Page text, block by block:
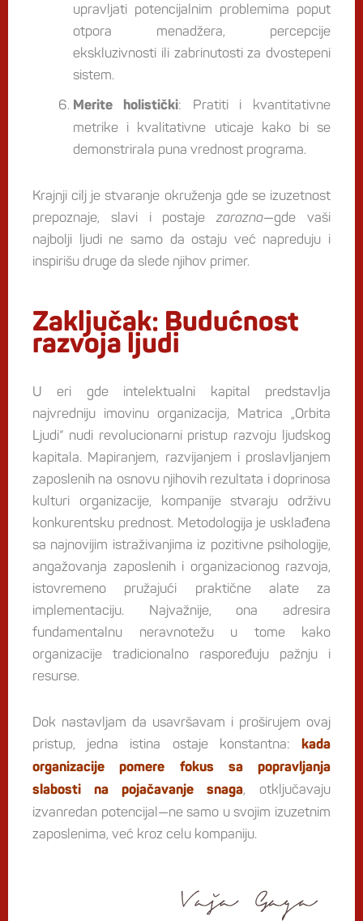
upravljati potencijalnim problemima poput
otpora menadžera, percepcije
ekskluzivnosti ili zabrinutosti za dvostepeni
sistem.
Merite holistički: Pratiti i kvantitativne
metrike i kvalitativne uticaje kako bi se
demonstrirala puna vrednost programa.
Krajnji cilj je stvaranje okruženja gde se izuzetnost
prepoznaje, slavi i postajezarazna—gde vaši
najbolji ljudi ne samo da ostaju već napreduju i
inspirišu druge da slede njihov primer.
Zaključak: Budućnost
razvoja ljudi
U eri gde intelektualni kapital predstavlja
najvredniju imovinu organizacija, Matrica „Orbita
Ljudi“ nudi revolucionarni pristup razvoju ljudskog
kapitala. Mapiranjem, razvijanjem i proslavljanjem
zaposlenih na osnovu njihovih rezultata i doprinosa
kulturi organizacije, kompanije stvaraju održivu
konkurentsku prednost. Metodologija je usklađena
sa najnovijim istraživanjima iz pozitivne psihologije,
angažovanja zaposlenih i organizacionog razvoja,
istovremeno pružajući praktične alate za
implementaciju. Najvažnije, ona adresira
fundamentalnu neravnotežu u tome kako
organizacije tradicionalno raspoređuju pažnju i
resurse.
Dok nastavljam da usavršavam i proširujem ovaj
pristup, jedna istina ostaje konstantna:
kada
organizacije pomere fokus sa popravljanja
slabosti na pojačavanje snaga, otključavaju
izvanredan potencijal—ne samo u svojim izuzetnim
zaposlenima, već kroz celu kompaniju.